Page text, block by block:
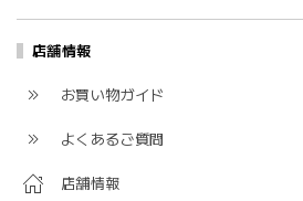
店舗情報
お買い物ガイド
よくあるご質問
店舗情報